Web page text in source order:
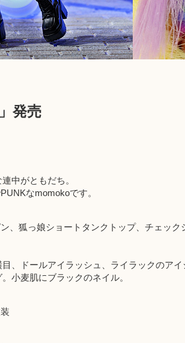
発売
中がともだち。
なmomokoです。
、狐っ娘ショートタンクトップ、チェッ
、ドールアイラッシュ、ライラックのア
小麦肌にブラックのネイル。